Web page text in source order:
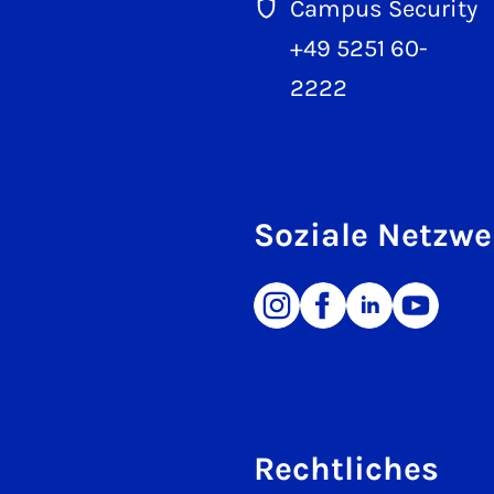
Campus Security
+49 5251 60-
2222
Soziale
Rechtliches